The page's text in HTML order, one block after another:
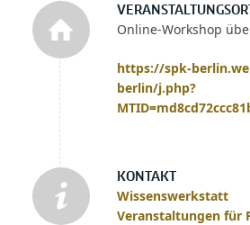
VERANSTALTUNGSORT
Online-Workshop
https://spk-
berlin/j.php?
KONTAKT
Wissenswerkstatt
Veranstaltungen für